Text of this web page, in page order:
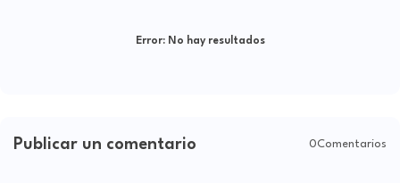
Error:No hay resultados
Publicar un comentario 0Comentarios